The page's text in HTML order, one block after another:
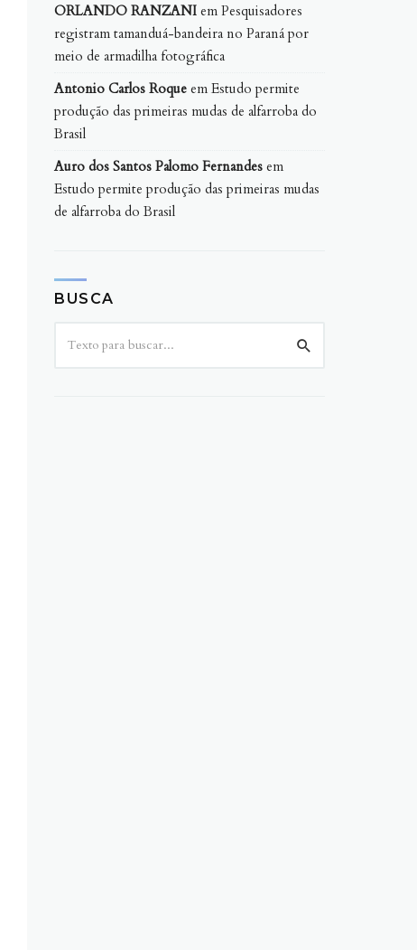
ORLANDO RANZANI em Pesquisadores
registram tamanduá-bandeira no Paraná por
meio de armadilha fotográfica
Antonio Carlos Roque em Estudo permite
produção das primeiras mudas de alfarroba do
Brasil
Auro dos Santos Palomo Fernandes em
Estudo permite produção das primeiras mudas
de alfarroba do Brasil
BUSCA